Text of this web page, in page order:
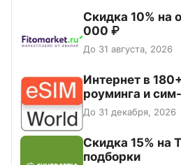
Скидка 10% на
000 ₽
До 31 августа, 2026
Интернет в
роуминга и
До 31 декабря, 2026
Скидка 15% на
подборки